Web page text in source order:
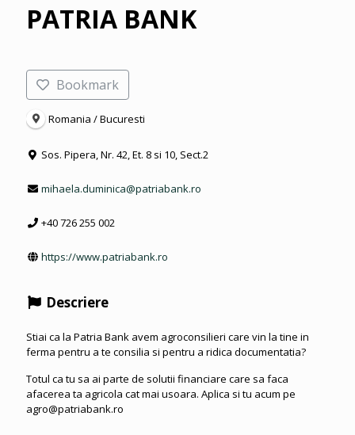
PATRIA BANK
Bookmark
Romania / Bucuresti
Sos. Pipera, Nr. 42, Et. 8 si 10, Sect.2
mihaela.duminica@patriabank.ro
+40 726 255 002
https://www.patriabank.ro
Descriere
Stiai ca la Patria Bank avem agroconsilieri care vin la tine in
ferma pentru a te consilia si pentru a ridica documentatia?
Totul ca tu sa ai parte de solutii financiare care sa faca
afacerea ta agricola cat mai usoara. Aplica si tu acum pe
agro@patriabank.ro